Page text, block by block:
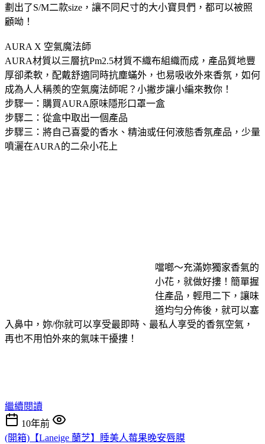
劃出了S/M二款size，讓不同尺寸的大小寶貝們，都可以被照
顧呦！
AURA X 空氣魔法師
AURA材質以三層抗Pm2.5材質不織布組織而成，產品質地豐
厚卻柔軟，配戴舒適同時抗塵蟎外，也易吸收外來香氛，如何
成為人人稱羨的空氣魔法師呢？小撇步讓小編來教你！
步驟一：購買AURA原味隱形口罩一盒
步驟二：從盒中取出一個產品
步驟三：將自己喜愛的香水、精油或任何液態香氛產品，少量
噴灑在AURA的二朵小花上
噹啷～充滿妳獨家香氣的
小花，就做好摟！簡單握
住產品，輕甩二下，讓味
道均勻分佈後，就可以塞
入鼻中，妳/你就可以享受最即時、最私人享受的香氛空氣，
再也不用怕外來的氣味干擾摟！
繼續閱讀
10年前
(開箱)【Laneige 蘭芝】睡美人莓果晚安唇膜